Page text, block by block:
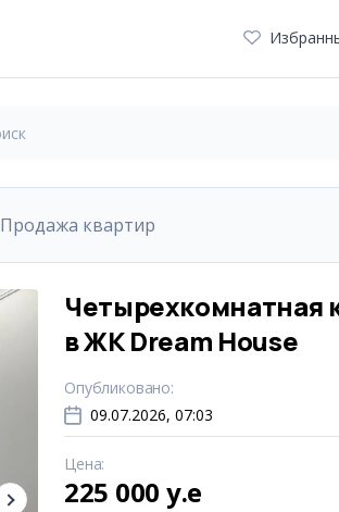
Продажа квартир
Четырехкомнатная
в ЖК Dream House
Опубликовано:
09.07.2026, 07:03
Цена:
225 000 y.e